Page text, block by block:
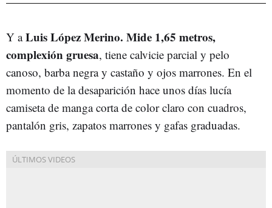
Y aLuis López Merino. Mide 1,65 metros,
complexión gruesa, tiene calvicie parcial y pelo
canoso, barba negra y castaño y ojos marrones. En el
momento de la desaparición hace unos días lucía
camiseta de manga corta de color claro con cuadros,
pantalón gris, zapatos marrones y gafas graduadas.